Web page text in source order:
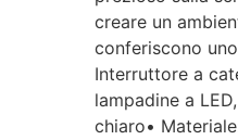
creare un
conferiscono
Interruttore a
lampadine a
chiaro•